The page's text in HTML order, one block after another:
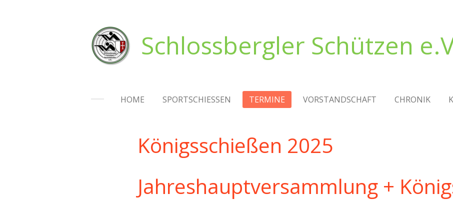
Schlossbergler Schützen
HOME SPORTSCHIESSEN TERMINE VORSTANDSCHAFT CHRONIK
Königsschießen 2025
Jahreshauptversammlung +